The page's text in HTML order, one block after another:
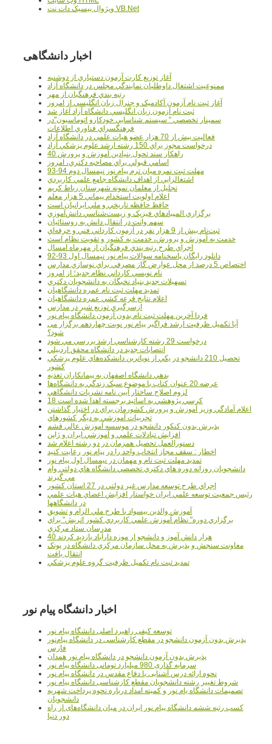
ويژوال بيسيک دات نت VB.Net
اخبار دانشگاهی
آغاز توزيع کارت آزمون دستياري از دوشنبه
ممنوعيت اشتغال داوطلبان نمايندگي مجلس در دانشگاه آزاد
رتبه بندي فرهنگيان از مهر
آغاز ثبت نام آزمون آکادميک و جنرال زبان انگليسي از امروز
ثبت نام آزمون زبان انگليسي دانشگاه آزاد آغاز شد
سمينار تخصصي " سيستم شناسايي خودکارو اتوماسيون"در
فرهنگسراي فناوري اطلاعات
فعاليت بيش از 70 هزار عضو هيات علمي در دانشگاه آزاد
درخواست مجوز براي 150 رشته ارشد علوم پزشکي آزاد
40 راهکار سند تحول بنيادين آموزش و پرورش
اسامي قبولي براي مصاحبه دکتري، امروز
مهلت ثبت نمره میان ترم پیام نور نیمسال دوم 94-93
اشتغالزايي از اهداف دانشگاه جامع علمي کاربردي
تجليل از معلمان نمونه شهرستان رباط کريم
اعلام اولويت استخدام پيماني 5 هزار معلم
حافظ حافظه تاريخي و ملي ايرانيان است
برگزاري المپيادهاي فيزيک و زيست‌شناسي دانش‌آموزي
سهم وانت در انتقال دانش به روستائيان
ثبت‌نام بيش از 9 هزار نفر در آزمون کارداني فني و حرفه‌اي
خدمت به آموزش و پرورش، خدمت به کشور و تقويت نظام است
اجراي طرح رتبه بندي فرهنگيان از مهرماه امسال
دانلود رایگان پاسخنامه سوالات پیام نور نیمسال اول 93-92
اختصاص 5 درصد از محل عوارض گاز مصرفي براي نوسازي مدارس
نام نويسي کارداني نظام جديد؛ از امروز
تسهيلات جديد بنياد نخبگان به دانشجويان دکتري
تمديد مهلت ثبت نام عمره دانشگاهيان
اعلام نتايج قرعه کشي عمره دانشگاهيان
ازسرگيري توزيع شير در مدارس
فردا آخرین مهلت ثبت نام بدون آزمون دانشگاه پیام نور
آیا تکمیل ظرفیت ارشد فراگیر پیام نور نوبت چهاردهم برگزار می
شود؟
درخواست 29 رشته کارشناسي ارشد بررسي مي شود
انتصابات جديد در دانشگاه محقق اردبيلي
تحصيل 210 دانشجو در يکي از نوپاترين دانشکده‌هاي علوم پزشکي
کشور
بدهي دانشگاه اصفهان به پيمانکاران تغذيه
عرضه 20 عنوان کتاب با موضوع سبک زندگي به دانشگاه‌ها
لزوم اصلاح ساختار آيين نامه نشريات دانشگاهي
18 کرسي پژوهشي به اساتيد برجسته اهدا شده است
اعلام آمادگي وزير آموزش و پرورش کشورمان براي در اختيار گذاشتن
تجربيات آموزشي به ديگر کشورهاي
پذيرش بدون کنکور دانشجو در موسسه آموزش عالي قشم
افزايش تبادلات علمي و آموزشي ايران و ژاپن
دستورالعمل تحصیل همزمان در دو رشته اعلام شد
اخطار : سقف مجاز انتخاب واحد را در پیام نور رعایت کنید
تمدید مهلت ثبت نام و مهمان در نیمسال اول پیام نور
دانشجويان روزانه دوره هاي دكتري تخصصي دانشگاه هاي دولتي وام
مي گيرند
اجراي طرح توسعه مدارس غير دولتي در 27 استان کشور
رئيس جمعيت توسعه علمي ايران خواستار افزايش اعضاي هيات علمي
در دانشگاهها
آموزش والدين بيسواد با طرح ملي الزام و تشويق
برگزاري دوره" نظام آموزش علمي كاربردي كشور اتريش" براي
مدرسان ستاد مرکزي
40 هزار دانش آموز و دانشجو از موزه دارآباد بازديد کردند
معاونت سنجش و پذيرش به محل سازمان مرکزي دانشگاه در پونک
انتقال يافت
تمديد ثبت نام تکميل ظرفيت گروه علوم پزشکي
اخبار دانشگاه پیام نور
توسعه کیفی راهبرد اصلی دانشگاه پیام نور
پذیرش بدون آزمون دانشجو در مقطع کارشناسی در دانشگاه پیام‌نور
فارس
پذیرش بدون آزمون دانشجو در دانشگاه پیام نور همدان
سرمایه گذاری 980 میلیارد تومانی دانشگاه پیام نور
نحوه ارائه درس آشنایی با دفاع مقدس در دانشگاه پیام نور
شروط تغییر رشته دانشجویان مقطع کارشناسی دانشگاه پیام نور
تصمیمات دانشگاه یام نور و کمیته امداد درباره نحوه پرداخت شهریه
دانشجویان
کسب رتبه ششم دانشگاه پیام نور ایران در میان دانشگاه‌های از راه
دور دنیا